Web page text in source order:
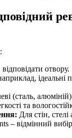
отвору.
ідеальні
(сталь,
та
Для стін, стелі
– відмінний